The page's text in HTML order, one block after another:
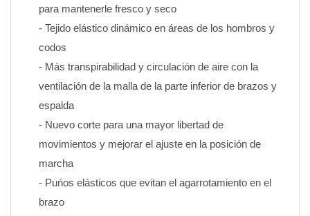
para mantenerle fresco y seco
- Tejido elástico dinámico en áreas de los hombros y
codos
- Más transpirabilidad y circulación de aire con la
ventilación de la malla de la parte inferior de brazos y
espalda
- Nuevo corte para una mayor libertad de
movimientos y mejorar el ajuste en la posición de
marcha
- Puńos elásticos que evitan el agarrotamiento en el
brazo